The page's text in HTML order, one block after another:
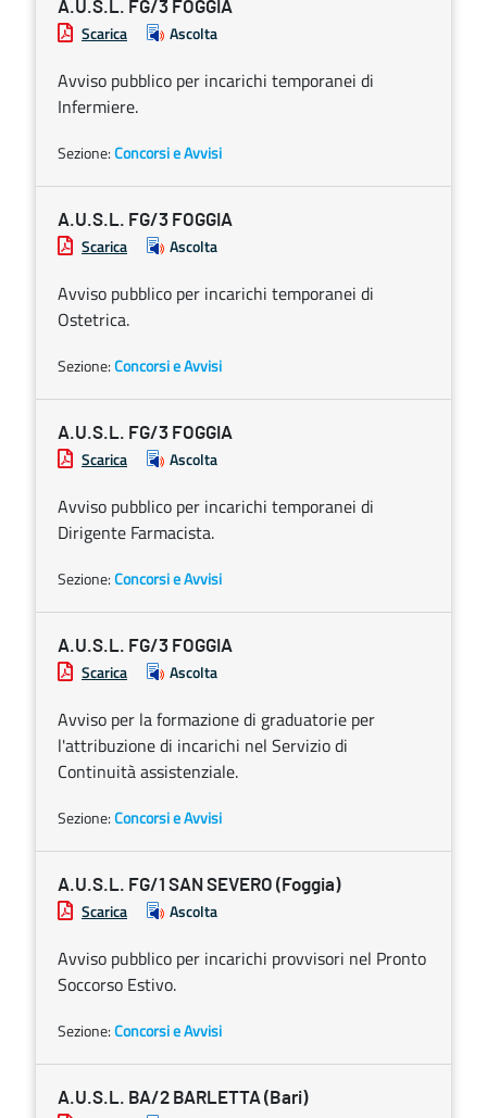
A.U.S.L. FG/3 FOGGIA
Scarica Ascolta
Avviso pubblico per incarichi temporanei di
Infermiere.
Sezione:Concorsi e Avvisi
A.U.S.L. FG/3 FOGGIA
Scarica Ascolta
Avviso pubblico per incarichi temporanei di
Ostetrica.
Sezione:Concorsi e Avvisi
A.U.S.L. FG/3 FOGGIA
Scarica Ascolta
Avviso pubblico per incarichi temporanei di
Dirigente Farmacista.
Sezione:Concorsi e Avvisi
A.U.S.L. FG/3 FOGGIA
Scarica Ascolta
Avviso per la formazione di graduatorie per
l'attribuzione di incarichi nel Servizio di
Continuità assistenziale.
Sezione:Concorsi e Avvisi
A.U.S.L. FG/1 SAN SEVERO (Foggia)
Scarica Ascolta
Avviso pubblico per incarichi provvisori nel Pronto
Soccorso Estivo.
Sezione:Concorsi e Avvisi
A.U.S.L. BA/2 BARLETTA (Bari)